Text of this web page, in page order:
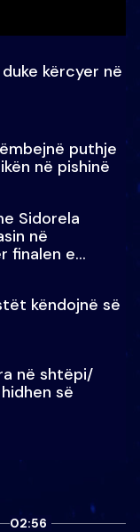
kërcyer në
puthje
në pishinë
Sidorela
në
finalen e
këndojnë së
në shtëpi/
së
02:56